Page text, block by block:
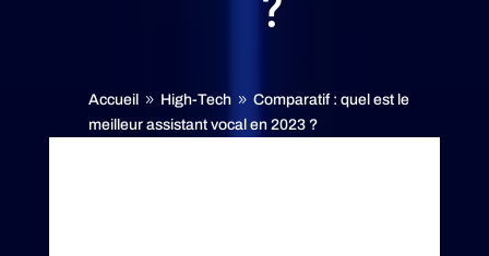
Accueil 9 High-Tech 9 Comparatif : quel est le
meilleur assistant vocal en 2023 ?